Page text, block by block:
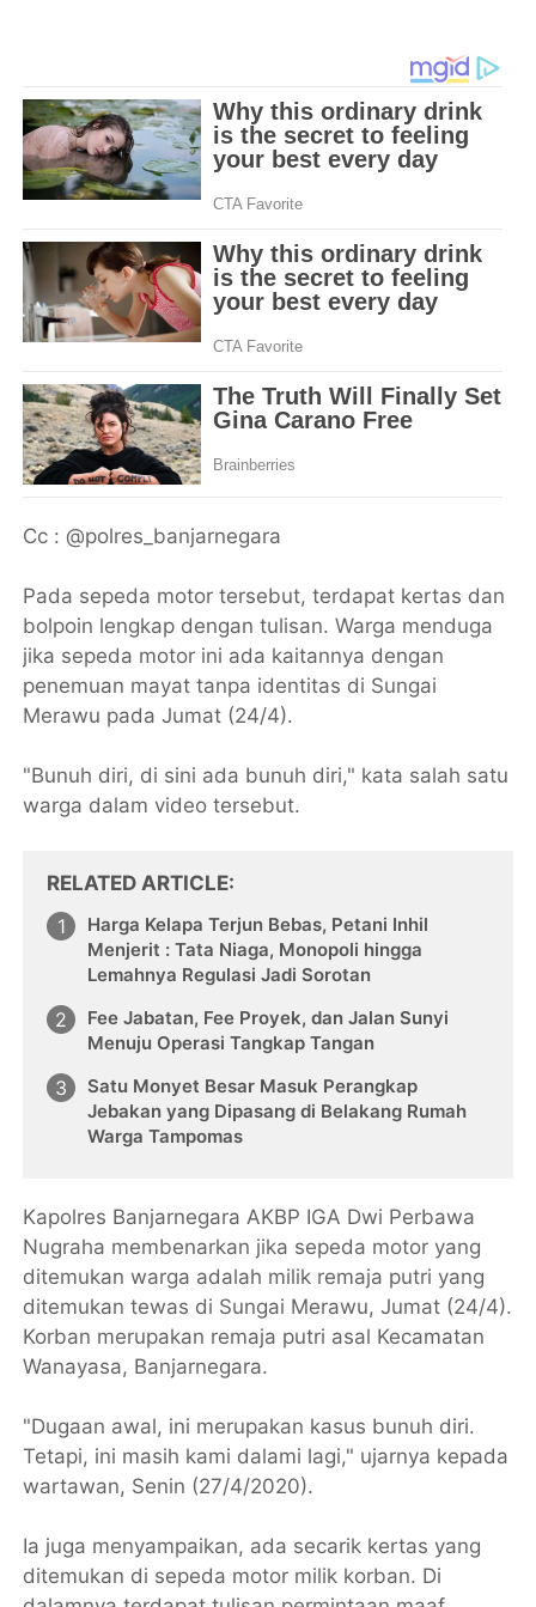
Cc : @polres_banjarnegara
Pada sepeda motor tersebut, terdapat kertas dan
bolpoin lengkap dengan tulisan. Warga menduga
jika sepeda motor ini ada kaitannya dengan
penemuan mayat tanpa identitas di Sungai
Merawu pada Jumat (24/4).
"Bunuh diri, di sini ada bunuh diri," kata salah satu
warga dalam video tersebut.
RELATED ARTICLE
Harga Kelapa Terjun Bebas, Petani Inhil
Menjerit : Tata Niaga, Monopoli hingga
Lemahnya Regulasi Jadi Sorotan
Fee Jabatan, Fee Proyek, dan Jalan Sunyi
Menuju Operasi Tangkap Tangan
Satu Monyet Besar Masuk Perangkap
Jebakan yang Dipasang di Belakang Rumah
Warga Tampomas
Kapolres Banjarnegara AKBP IGA Dwi Perbawa
Nugraha membenarkan jika sepeda motor yang
ditemukan warga adalah milik remaja putri yang
ditemukan tewas di Sungai Merawu, Jumat (24/4).
Korban merupakan remaja putri asal Kecamatan
Wanayasa, Banjarnegara.
"Dugaan awal, ini merupakan kasus bunuh diri.
Tetapi, ini masih kami dalami lagi," ujarnya kepada
wartawan, Senin (27/4/2020).
Ia juga menyampaikan, ada secarik kertas yang
ditemukan di sepeda motor milik korban. Di